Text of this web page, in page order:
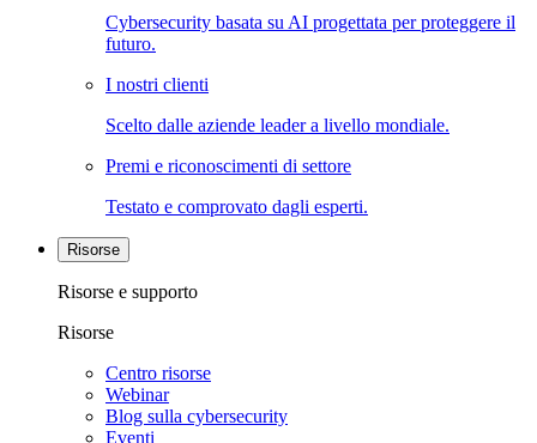
Cybersecurity basata su AI progettata per proteggere il
futuro.
I nostri clienti
Scelto dalle aziende leader a livello mondiale.
Premi e riconoscimenti di settore
Testato e comprovato dagli esperti.
Risorse
Risorse e supporto
Risorse
Centro risorse
Webinar
Blog sulla cybersecurity
Eventi